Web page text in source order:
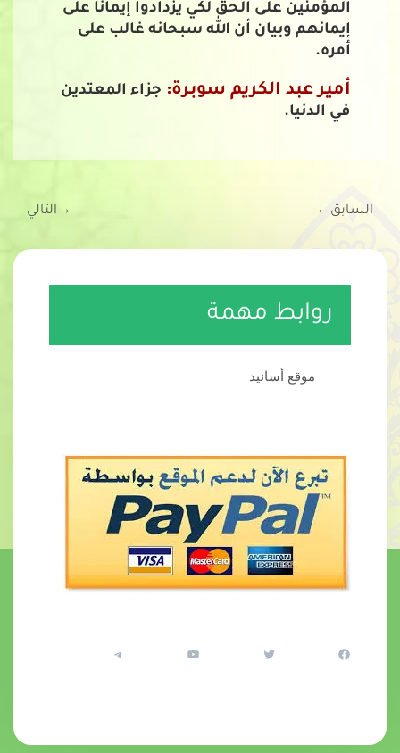
المؤمنين على الحق لكي يزدادوا إيمانا على
إيمانهم وبيان أن الله سبحانه غالب على
أمره.
أمير عبد الكريم سوبرة: جزاء المعتدين
في الدنيا.
السابق ←
→ التالي
روابط مهمة
موقع أسانيد